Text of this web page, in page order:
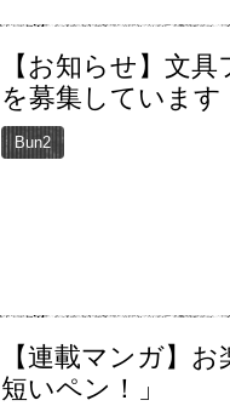
【お知らせ】文
を募集しています
Bun2
【連載マンガ】
短いペン！」